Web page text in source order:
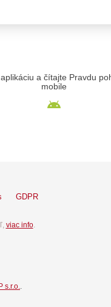
a čítajte Pravdu
mobile
GDPR
viac info.
s.r.o..